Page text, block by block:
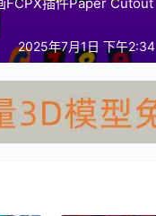
2025年7月1日 下午2:34